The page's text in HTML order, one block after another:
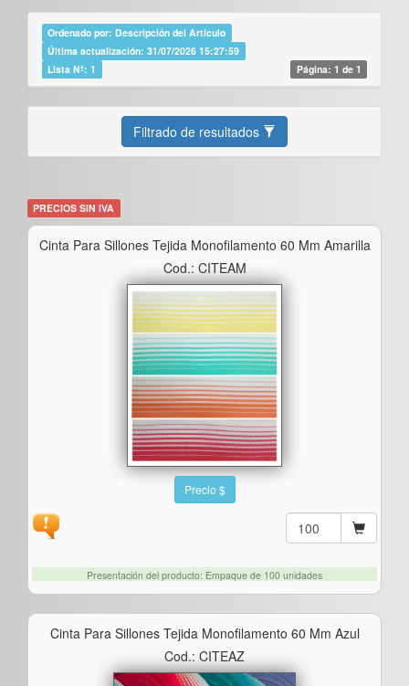
Ordenado por: Descripción del Artículo
Última actualización: 31/07/2026 15:27:59
Lista Nº: 1
Página: 1 de 1
Filtrado de resultados
PRECIOS SIN IVA
Cinta Para Sillones Tejida Monofilamento 60 Mm Amarilla
Cod.: CITEAM
Precio $
Presentación del producto: Empaque de 100 unidades
Cinta Para Sillones Tejida Monofilamento 60 Mm Azul
Cod.: CITEAZ